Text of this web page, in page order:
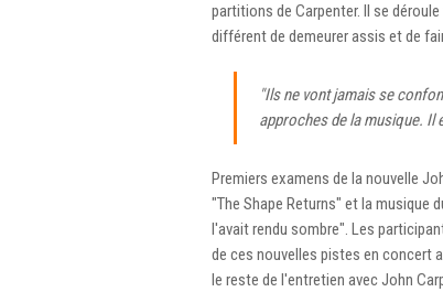
partitions de Carpenter. Il se
différent de demeurer assis et de
"Ils ne vont jamais se
approches de la musique. Il
Premiers examens de la nouvelle
"The Shape Returns" et la musique
l'avait rendu sombre". Les
de ces nouvelles pistes en concert
le reste de l'entretien avec John